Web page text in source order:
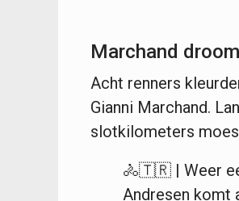
Marchand
Acht renners
Gianni Marchand.
slotkilometers
🚴🇹🇷 | Weer
Andresen komt